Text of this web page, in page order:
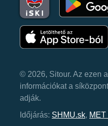
© 2026, Sitour. Az ezen
információkat a
adják.
Időjárás: SHMU.sk,